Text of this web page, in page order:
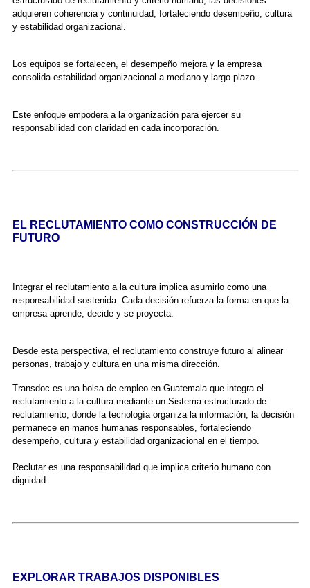
adquieren coherencia y continuidad, fortaleciendo desempeño, cultura
y estabilidad organizacional.
Los equipos se fortalecen, el desempeño mejora y la empresa
consolida estabilidad organizacional a mediano y largo plazo.
Este enfoque empodera a la organización para ejercer su
responsabilidad con claridad en cada incorporación.
EL RECLUTAMIENTO COMO CONSTRUCCIÓN DE
FUTURO
Integrar el reclutamiento a la cultura implica asumirlo como una
responsabilidad sostenida. Cada decisión refuerza la forma en que la
empresa aprende, decide y se proyecta.
Desde esta perspectiva, el reclutamiento construye futuro al alinear
personas, trabajo y cultura en una misma dirección.
Transdoc es una bolsa de empleo en Guatemala que integra el
reclutamiento a la cultura mediante un Sistema estructurado de
reclutamiento, donde la tecnología organiza la información; la decisión
permanece en manos humanas responsables, fortaleciendo
desempeño, cultura y estabilidad organizacional en el tiempo.
Reclutar es una responsabilidad que implica criterio humano con
dignidad.
EXPLORAR TRABAJOS DISPONIBLES